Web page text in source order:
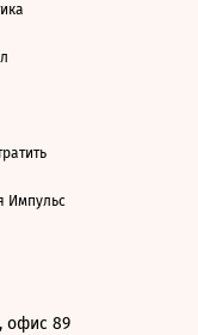
Импульс
офис 89